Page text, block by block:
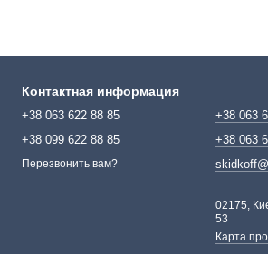
Контактная информация
+38 063 622 88 85
+38 099 622 88 85
Перезвонить вам?
+38 063
+38 063
02175,
53
Карта